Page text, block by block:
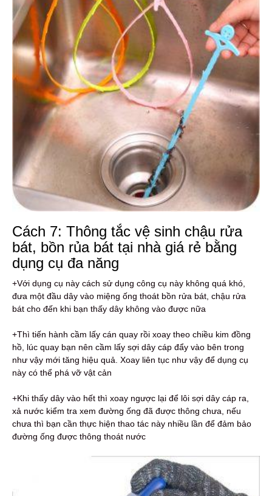
Cách 7: Thông tắc vệ sinh chậu rửa
bát, bồn rủa bát tại nhà giá rẻ bằng
dụng cụ đa năng
+Với dụng cụ này cách sử dụng công cụ này không quá khó,
đưa một đầu dây vào miệng ống thoát bồn rửa bát, chậu rửa
bát cho đến khi bạn thấy dây không vào được nữa
+Thì tiến hành cầm lấy cán quay rồi xoay theo chiều kim đồng
hồ, lúc quay bạn nên cầm lấy sợi dây cáp đẩy vào bên trong
như vậy mới tăng hiệu quả. Xoay liên tục như vậy để dụng cụ
này có thể phá vỡ vật cản
+Khi thấy dây vào hết thì xoay ngược lại để lôi sợi dây cáp ra,
xả nước kiểm tra xem đường ống đã được thông chưa, nếu
chưa thì bạn cần thực hiện thao tác này nhiều lần để đảm bảo
đường ống được thông thoát nước